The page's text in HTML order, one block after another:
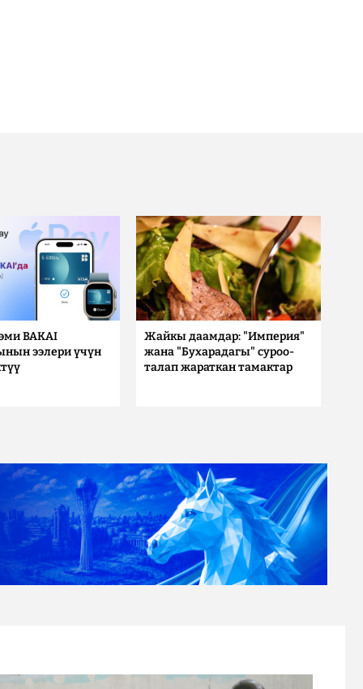
BAKAI
ээлери үчүн
Жайкы даамдар: "Империя"
жана "Бухарадагы" суроо-
талап жараткан тамактар